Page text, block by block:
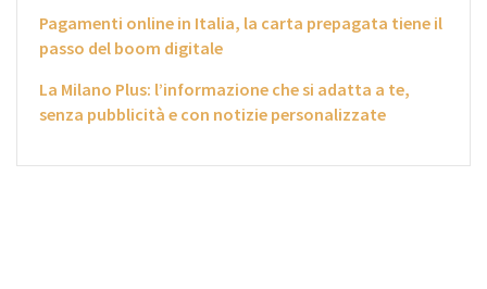
Pagamenti online in Italia, la carta prepagata tiene il
passo del boom digitale
La Milano Plus: l’informazione che si adatta a te,
senza pubblicità e con notizie personalizzate